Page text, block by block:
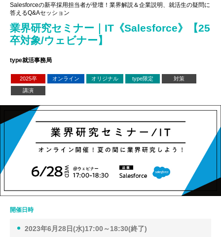
Salesforceの新卒採用担当者が登壇！業界解説＆企業説明、就活生の疑問に
答えるQ&Aセッション
業界研究セミナー｜IT《Salesforce》【25
卒対象/ウェビナー】
type就活事務局
2025卒 オンライン オリジナル type限定
対策
講演
開催日時
2023年6月28日(水)17:00～18:30(終了)